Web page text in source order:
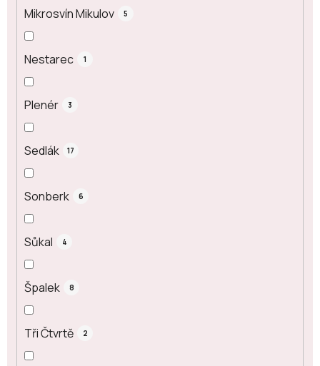
Mikrosvín Mikulov 5
Nestarec 1
Plenér 3
Sedlák 17
Sonberk 6
Sůkal 4
Špalek 8
Tři Čtvrtě 2